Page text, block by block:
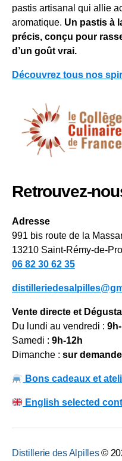
pastis artisanal qui allie
aromatique. Un pastis à
précis, conçu pour
d’un goût vrai.
Découvrez tous nos
Retrouvez-
Adresse
991 bis route de la
13210 Saint-Rémy-de-
06 82 30 62 35
Vente directe et
Du lundi au vendredi :
Samedi : 9h-12h
Dimanche : sur demande
Bons cadeaux et
English selected
Distillerie des Alpilles©